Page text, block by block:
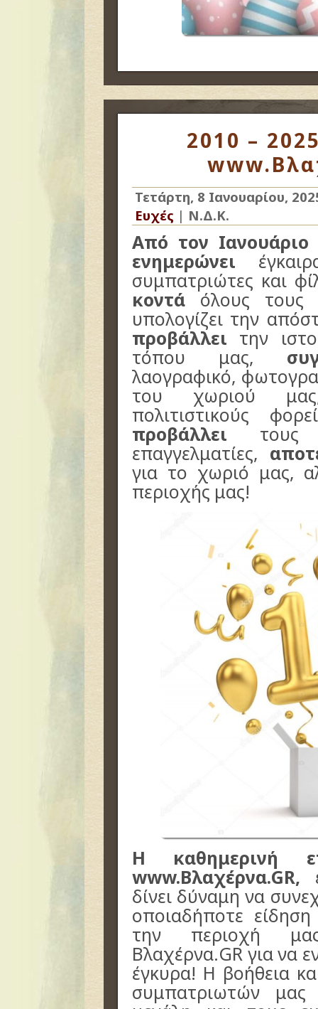
2010 –
Τετάρτη, 8 Ιανουαρίου,
Ευχές | Ν.Δ.Κ.
Από τον
ενημερώνει
συμπατριώτες και
κοντά όλους τους
υπολογίζει την
προβάλλει την
τόπου μας,
λαογραφικό,
του χωριού
πολιτιστικούς
προβάλλει τους
επαγγελματίες,
για το χωριό μας,
περιοχής μας!
Η καθημερινή
www.Βλαχέρνα.GR,
δίνει δύναμη να
οποιαδήποτε
την περιοχή
Βλαχέρνα.GR για να
έγκυρα! Η βοήθεια
συμπατριωτών